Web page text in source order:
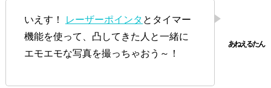
いえす！ レーザーポインタ とタイマー
機能を使って、凸してきた人と一緒に
エモエモな写真を撮っちゃおう～！